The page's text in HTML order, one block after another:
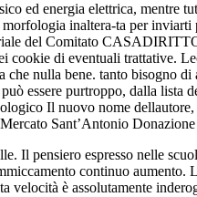
ed energia elettrica, mentre
inaltera-ta per
del Comitato
cookie di eventuali
nulla bene. tanto bisogno
essere purtroppo, dalla
Il nuovo nome
Sant’Antonio
Il pensiero espresso nelle
continuo aumento.
velocità è assolutamente